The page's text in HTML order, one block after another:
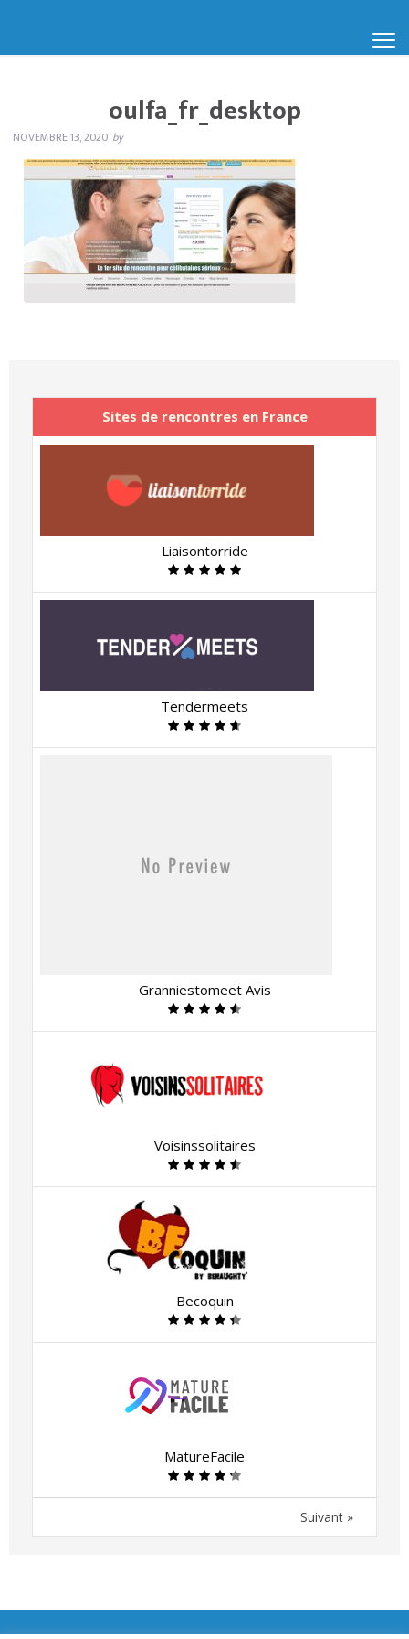
oulfa_fr_desktop
NOVEMBRE 13, 2020 by
Sites de rencontres en France
Liaisontorride
Tendermeets
Granniestomeet Avis
Voisinssolitaires
Becoquin
MatureFacile
Suivant »